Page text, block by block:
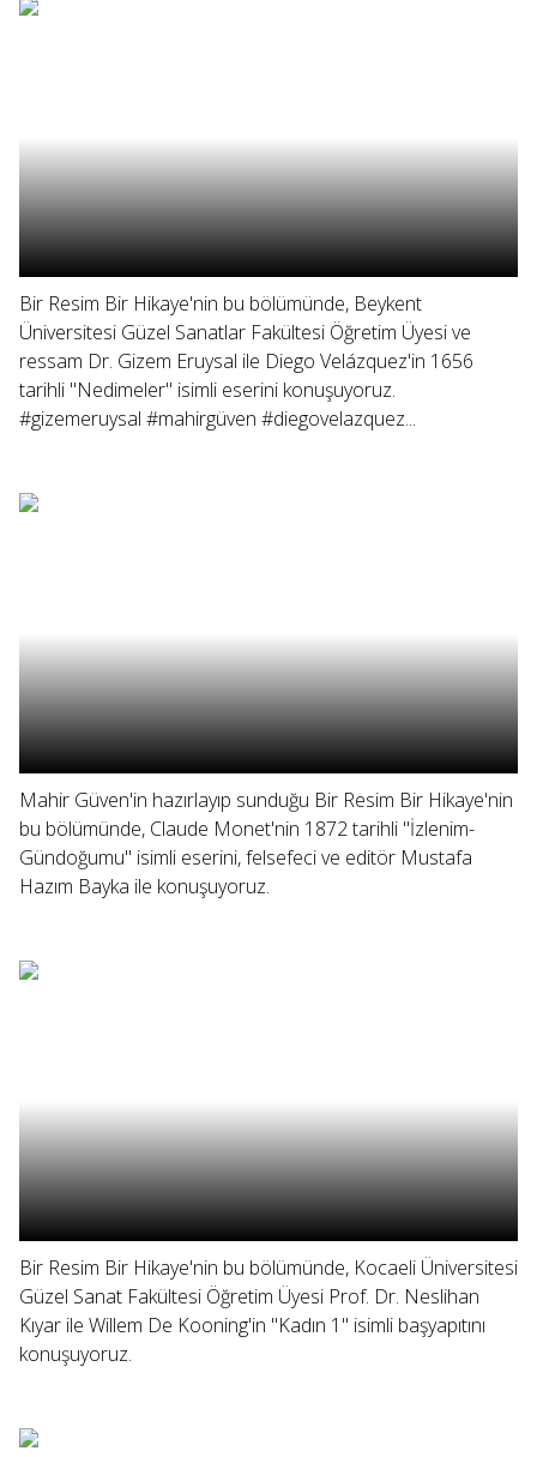
Bir Resim Bir Hikaye'nin bu bölümünde, Beykent
Üniversitesi Güzel Sanatlar Fakültesi Öğretim Üyesi ve
ressam Dr. Gizem Eruysal ile Diego Velázquez'in 1656
tarihli "Nedimeler" isimli eserini konuşuyoruz.
#gizemeruysal #mahirgüven #diegovelazquez...
Mahir Güven'in hazırlayıp sunduğu Bir Resim Bir Hikaye'nin
bu bölümünde, Claude Monet'nin 1872 tarihli "İzlenim-
Gündoğumu" isimli eserini, felsefeci ve editör Mustafa
Hazım Bayka ile konuşuyoruz.
Bir Resim Bir Hikaye'nin bu bölümünde, Kocaeli Üniversitesi
Güzel Sanat Fakültesi Öğretim Üyesi Prof. Dr. Neslihan
Kıyar ile Willem De Kooning'in "Kadın 1" isimli başyapıtını
konuşuyoruz.